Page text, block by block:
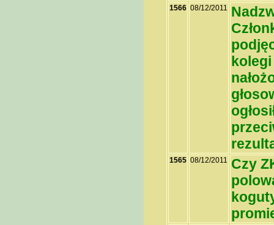
1566 08/12/2011
1565 08/12/2011 Czy